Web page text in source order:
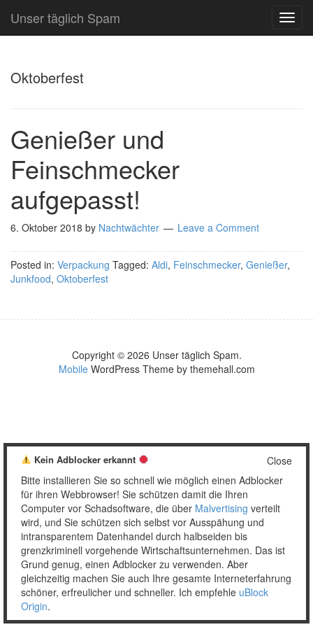
Unser täglich Spam
Oktoberfest
Genießer und
Feinschmecker
aufgepasst!
6. Oktober 2018 by Nachtwächter Leave a Comment
Posted in: Verpackung Tagged: Aldi, Feinschmecker, Genießer,
Junkfood, Oktoberfest
Copyright © 2026 Unser täglich Spam.
MobileWordPress Theme by themehall.com
Close
Kein Adblocker erkannt
Bitte installieren Sie so schnell wie möglich einen Adblocker
für ihren Webbrowser! Sie schützen damit die Ihren
Computer vor Schadsoftware, die über Malvertising verteilt
wird, und Sie schützen sich selbst vor Ausspähung und
intransparentem Datenhandel durch halbseiden bis
grenzkriminell vorgehende Wirtschaftsunternehmen. Das ist
Grund genug, einen Adblocker zu verwenden. Aber
gleichzeitig machen Sie auch Ihre gesamte Interneterfahrung
schöner, erfreulicher und schneller. Ich empfehle uBlock
Origin.